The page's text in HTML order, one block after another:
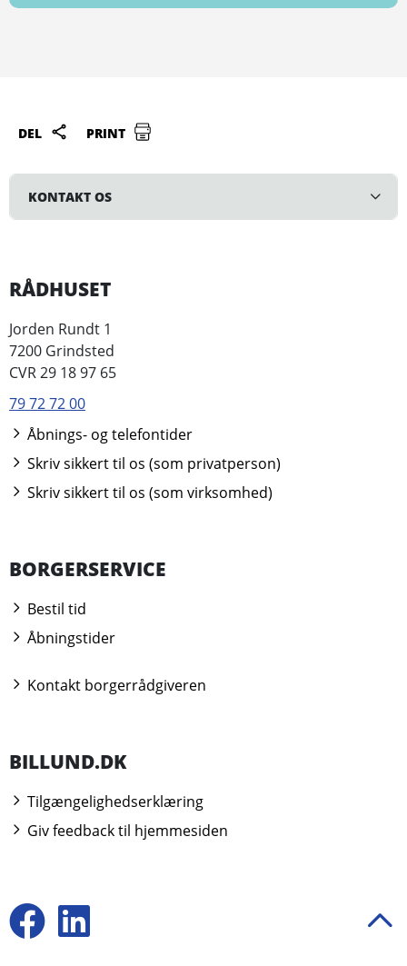
DEL PRINT
KONTAKT OS
RÅDHUSET
Jorden Rundt 1
7200 Grindsted
CVR 29 18 97 65
79 72 72 00
Åbnings- og telefontider
Skriv sikkert til os (som privatperson)
Skriv sikkert til os (som virksomhed)
BORGERSERVICE
Bestil tid
Åbningstider
Kontakt borgerrådgiveren
BILLUND.DK
Tilgængelighedserklæring
Giv feedback til hjemmesiden